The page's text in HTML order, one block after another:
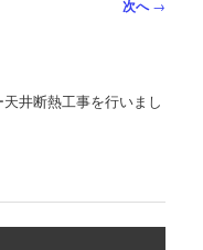
次へ→
井断熱工事を行いまし